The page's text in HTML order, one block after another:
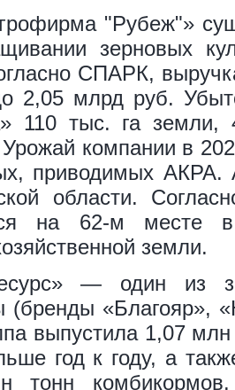
"Рубеж"»
зерновых
СПАРК,
2,05 млрд руб.
110 тыс. га земли,
Урожай компании в
приводимых АКРА.
области.
на 62-м
земли.
— один из
(бренды
выпустила 1,07
год к году, а
тонн